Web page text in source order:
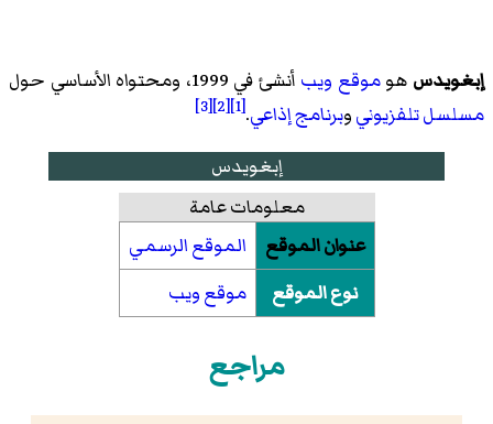
إبغويدس هوموقع ويب أنشئ في 1999، ومحتواه الأساسي حول
مسلسل تلفزيونيوبرنامج إذاعي.
[1]
[2]
[3]
إبغويدس
معلومات عامة
عنوان الموقع
الموقع الرسمي
نوع الموقع
موقع ويب
مراجع